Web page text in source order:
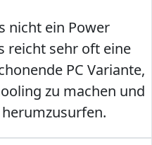
nicht ein Power
reicht sehr oft eine
PC Variante,
zu machen und